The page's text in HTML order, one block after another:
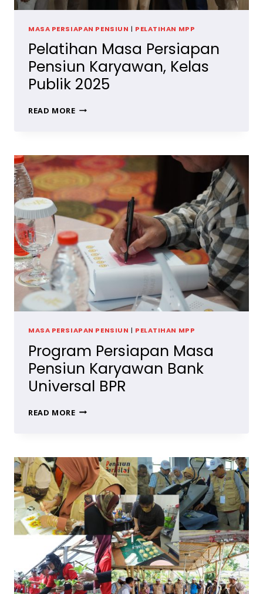
MASA PERSIAPAN PENSIUN | PELATIHAN MPP
Pelatihan Masa Persiapan
Pensiun Karyawan, Kelas
Publik 2025
READ MOREPELATIHAN
KARYAWAN,
KELAS
PUBLIK
MASA PERSIAPAN PENSIUN | PELATIHAN MPP
Program Persiapan Masa
Pensiun Karyawan Bank
Universal BPR
READ MOREPROGRAM
KARYAWAN
BANK
UNIVERSAL
BPR